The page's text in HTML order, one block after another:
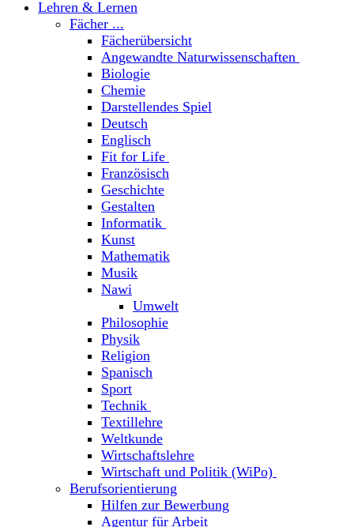
Lehren & Lernen
Fächer ...
Fächerübersicht
Angewandte Naturwissenschaften
Biologie
Chemie
Darstellendes Spiel
Deutsch
Englisch
Fit for Life
Französisch
Geschichte
Gestalten
Informatik
Kunst
Mathematik
Musik
Nawi
Umwelt
Philosophie
Physik
Religion
Spanisch
Sport
Technik
Textillehre
Weltkunde
Wirtschaftslehre
Wirtschaft und Politik (WiPo)
Berufsorientierung
Hilfen zur Bewerbung
Agentur für Arbeit